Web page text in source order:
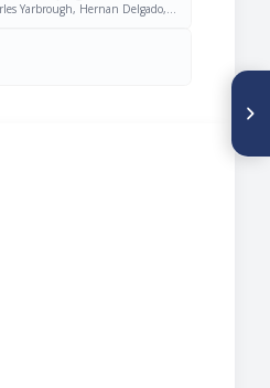
Yarbrough, Hernan Delgado,